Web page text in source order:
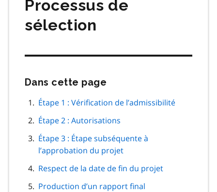
Processus de
sélection
Dans cette page
navigation
page
Étape 1 : Vérification de l’admissibilité
Étape 2 : Autorisations
Étape 3 : Étape subséquente à
l’approbation du projet
Respect de la date de fin du projet
Production d’un rapport final